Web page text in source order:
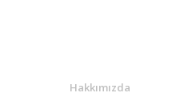
Hakkımızda